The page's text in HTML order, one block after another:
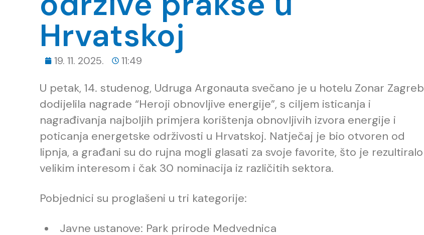
Hrvatskoj
19. 11. 2025. 11:49
U petak, 14. studenog, Udruga Argonauta svečano je u hotelu Zonar Zagreb
dodijelila nagrade “Heroji obnovljive energije”, s ciljem isticanja i
nagrađivanja najboljih primjera korištenja obnovljivih izvora energije i
poticanja energetske održivosti u Hrvatskoj. Natječaj je bio otvoren od
lipnja, a građani su do rujna mogli glasati za svoje favorite, što je rezultiralo
velikim interesom i čak 30 nominacija iz različitih sektora.
Pobjednici su proglašeni u tri kategorije:
Javne ustanove: Park prirode Medvednica